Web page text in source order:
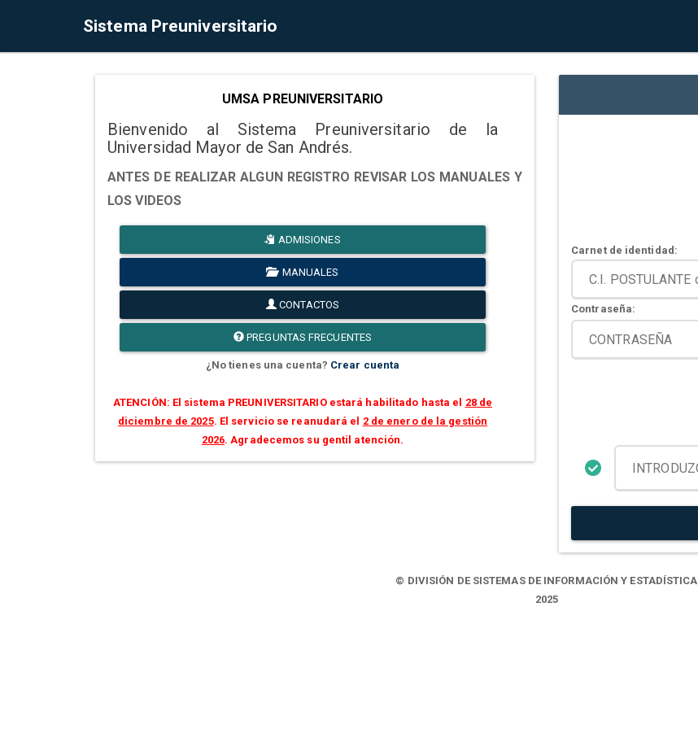
Sistema Preuniversitario
UMSA PREUNIVERSITARIO
Bienvenido al Sistema Preuniversitario de la
Universidad Mayor de San Andrés.
ANTES DE REALIZAR ALGUN REGISTRO REVISAR LOS MANUALES Y
LOS VIDEOS
ADMISIONES
MANUALES
CONTACTOS
PREGUNTAS FRECUENTES
¿No tienes una cuenta? Crear cuenta
ATENCIÓN: El sistema PREUNIVERSITARIO estará habilitado hasta el 28 de
diciembre de 2025. El servicio se reanudará el 2 de enero de la gestión
2026. Agradecemos su gentil atención.
Carnet de identidad:
Contraseña:
© DIVISIÓN DE SISTEMAS DE INFORMACIÓN Y ESTADÍSTICA
2025